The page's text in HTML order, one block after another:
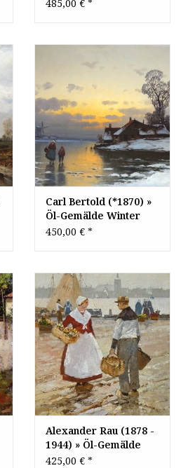
Erntelandschaft
Düsseldorfer
Malerschule
485,00 € *
Carl Bertold (*1870) »
Öl-Gemälde Winter
Landschaft
Malerschule
450,00 € *
Alexander Rau (1878 -
1944) » Öl-Gemälde
Holland Hafenszene -
425,00 € *